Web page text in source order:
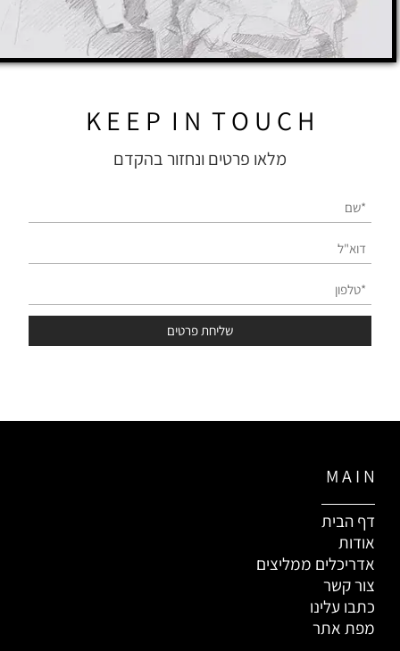
K E E P I N T O U C H
מלאו פרטים ונחזור בהקדם
M A I N
דף הבית
אודות
אדריכלים ממליצים
צור קשר
כתבו עלינו
מפת אתר